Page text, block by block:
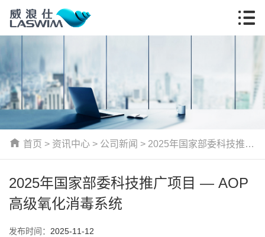
首页 > 资讯中心 > 公司新闻 > 2025年国家部委科技推广
2025年国家部委科技推广项目 — AOP
高级氧化消毒系统
发布时间： 2025-11-12